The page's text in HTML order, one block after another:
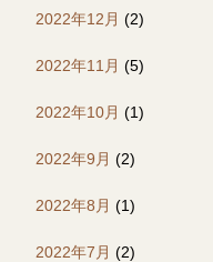
2022年12月 (2)
2022年11月 (5)
2022年10月 (1)
2022年9月 (2)
2022年8月 (1)
2022年7月 (2)